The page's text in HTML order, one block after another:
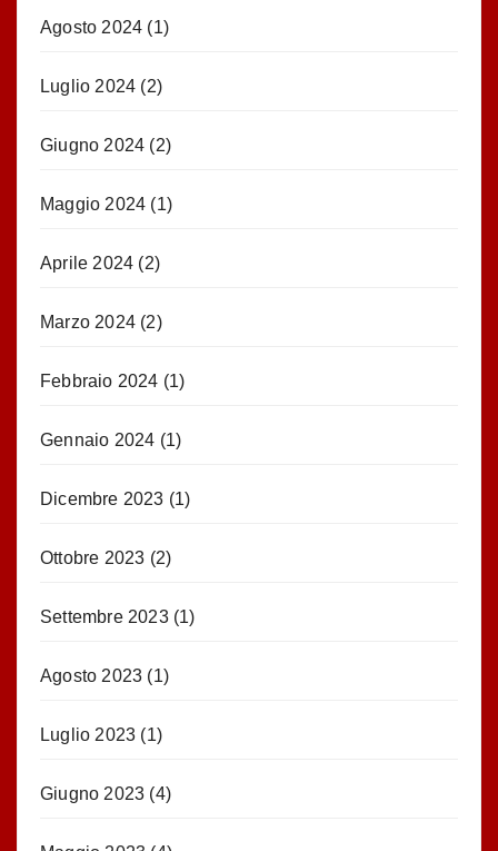
Agosto 2024 (1)
Luglio 2024 (2)
Giugno 2024 (2)
Maggio 2024 (1)
Aprile 2024 (2)
Marzo 2024 (2)
Febbraio 2024 (1)
Gennaio 2024 (1)
Dicembre 2023 (1)
Ottobre 2023 (2)
Settembre 2023(1)
Agosto 2023 (1)
Luglio 2023 (1)
Giugno 2023 (4)